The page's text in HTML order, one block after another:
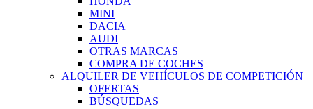
MINI
DACIA
AUDI
OTRAS MARCAS
COMPRA DE COCHES
ALQUILER DE VEHÍCULOS DE COMPETICIÓN
OFERTAS
BÚSQUEDAS